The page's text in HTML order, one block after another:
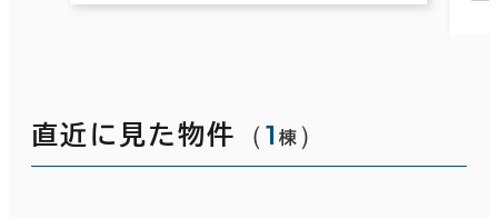
直近に見た物件 （1 棟 ）